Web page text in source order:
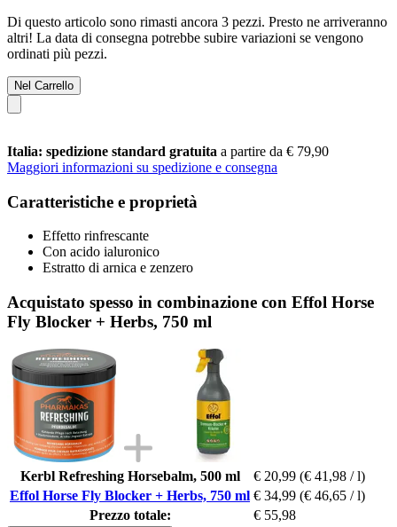
Di questo articolo sono rimasti ancora 3 pezzi. Presto ne arriveranno
altri! La data di consegna potrebbe subire variazioni se vengono
ordinati più pezzi.
Nel Carrello
Italia: spedizione standard gratuita a partire da € 79,90
Maggiori informazioni su spedizione e consegna
Caratteristiche e proprietà
Effetto rinfrescante
Con acido ialuronico
Estratto di arnica e zenzero
Acquistato spesso in combinazione con Effol Horse
Fly Blocker + Herbs, 750 ml
Kerbl Refreshing Horsebalm, 500 ml € 20,99 (€ 41,98 / l)
Effol Horse Fly Blocker + Herbs, 750 ml € 34,99 (€ 46,65 / l)
Prezzo totale:
€ 55,98